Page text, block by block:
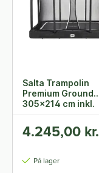
Salta Trampolin
Premium Ground
305x214 cm inkl.
4.245,00 kr.
På lager